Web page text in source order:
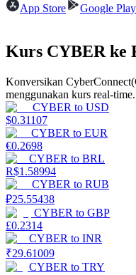
Babi Kekuatan
Mempertaruhkan
Pengembalian tinggi &
App Store
Google Play
Kurs CYBER ke
Konversikan
menggunakan kurs real-time.
CYBER to USD
$0.31107
CYBER to EUR
€0.2698
CYBER to BRL
R$1.58994
CYBER to RUB
₽25.55438
CYBER to GBP
£0.2314
CYBER to INR
₹29.61009
CYBER to TRY